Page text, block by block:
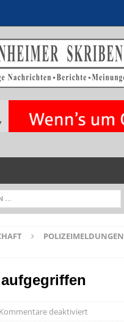
POLIZEIMELDUNGEN
Kommentare deaktiviert